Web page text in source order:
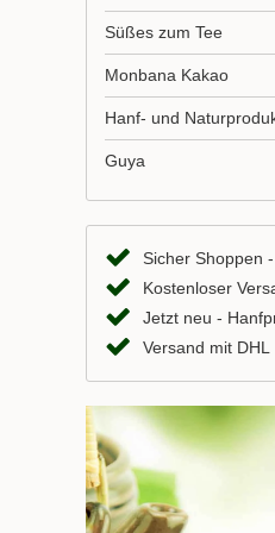
Süßes zum Tee
Monbana Kakao
Hanf- und
Guya
Sicher Shoppen -
Kostenloser
Jetzt neu -
Versand mit DHL